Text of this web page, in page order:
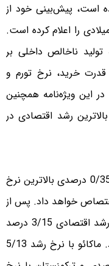
است، پیش‌بینی خود از
را اعلام کرده است.
ناخالص داخلی بر
خرید، نرخ تورم و
این ویژه‌نامه همچنین
که در سال 2014 دارای بالاترین رشد اقتصادی در
بر این اساس سودان جنوبی با نرخ رشد 0/35 درصدی بالاترین نرخ
سال 2014 به خود اختصاص خواهد داد. پس از
آن مغولستان با اختلاف بسیار زیاد و با رشد اقتصادی 3/15 درصد
رتبه دوم را به خود اختصاص خواهد داد. ماکائو با نرخ رشد 5/13